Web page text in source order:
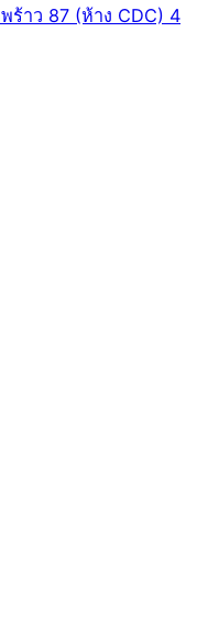
าว 87 (ห้าง CDC) 4